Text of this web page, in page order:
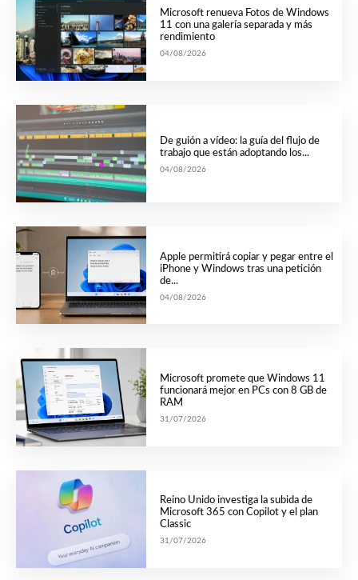
Microsoft renueva Fotos de Windows
11 con una galería separada y más
rendimiento
04/08/2026
De guión a vídeo: la guía del flujo de
trabajo que están adoptando los...
04/08/2026
Apple permitirá copiar y pegar entre el
iPhone y Windows tras una petición
de...
04/08/2026
Microsoft promete que Windows 11
funcionará mejor en PCs con 8 GB de
RAM
31/07/2026
Reino Unido investiga la subida de
Microsoft 365 con Copilot y el plan
Classic
31/07/2026